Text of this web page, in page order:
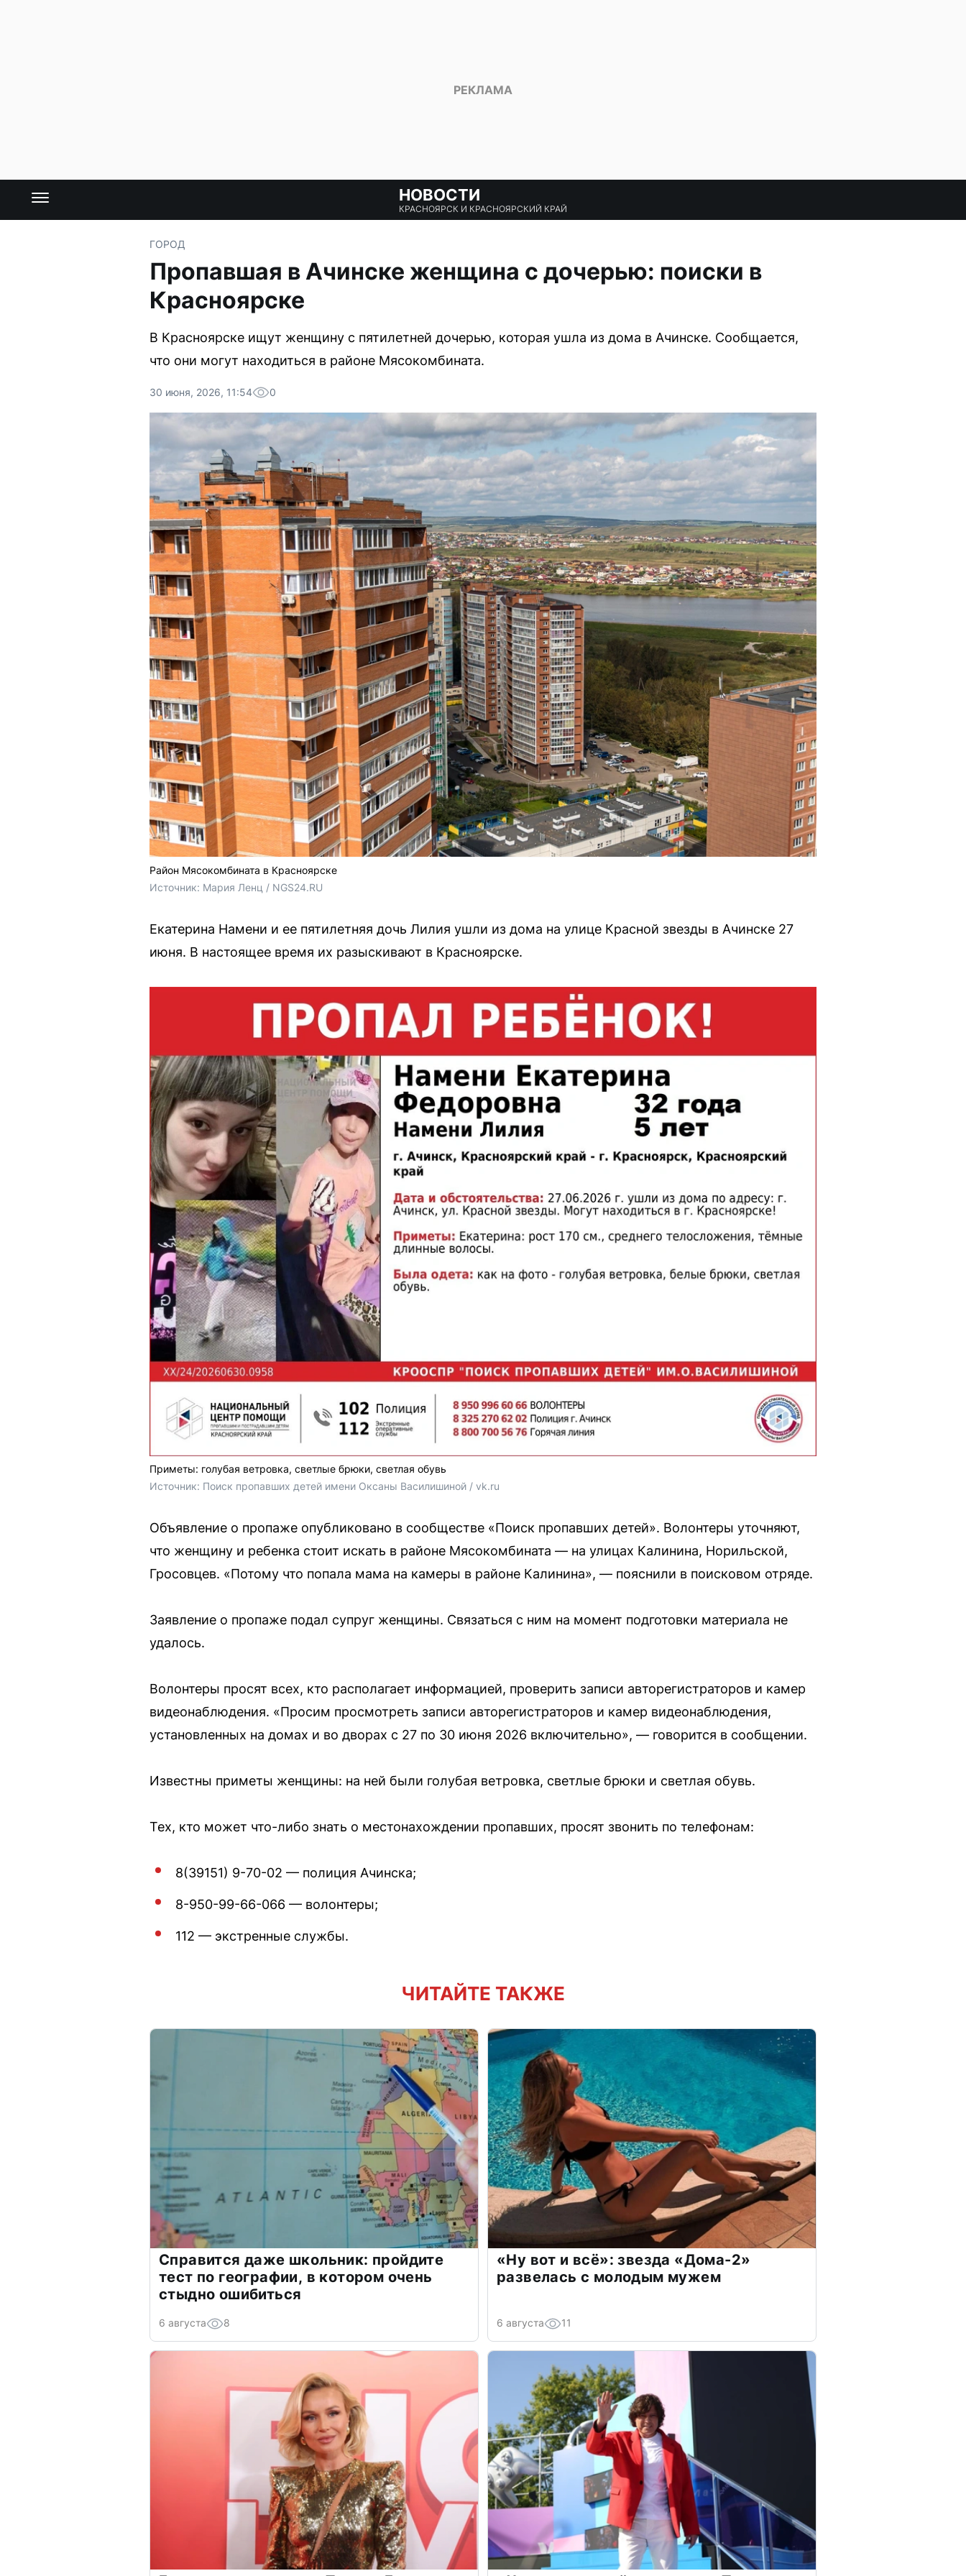
НОВОСТИ
КРАСНОЯРСК И КРАСНОЯРСКИЙ КРАЙ
ГОРОД
Пропавшая в Ачинске женщина с дочерью: поиски в
Красноярске
В Красноярске ищут женщину с пятилетней дочерью, которая ушла из дома в Ачинске. Сообщается,
что они могут находиться в районе Мясокомбината.
30 июня, 2026, 11:54 0
Район Мясокомбината в Красноярске
Источник: Мария Ленц / NGS24.RU
Екатерина Намени и ее пятилетняя дочь Лилия ушли из дома на улице Красной звезды в Ачинске 27
июня. В настоящее время их разыскивают в Красноярске.
Приметы: голубая ветровка, светлые брюки, светлая обувь
Источник: Поиск пропавших детей имени Оксаны Василишиной / vk.ru
Объявление о пропаже опубликовано в сообществе «Поиск пропавших детей». Волонтеры уточняют,
что женщину и ребенка стоит искать в районе Мясокомбината — на улицах Калинина, Норильской,
Гросовцев. «Потому что попала мама на камеры в районе Калинина», — пояснили в поисковом отряде.
Заявление о пропаже подал супруг женщины. Связаться с ним на момент подготовки материала не
удалось.
Волонтеры просят всех, кто располагает информацией, проверить записи авторегистраторов и камер
видеонаблюдения. «Просим просмотреть записи авторегистраторов и камер видеонаблюдения,
установленных на домах и во дворах с 27 по 30 июня 2026 включительно», — говорится в сообщении.
Известны приметы женщины: на ней были голубая ветровка, светлые брюки и светлая обувь.
Тех, кто может что-либо знать о местонахождении пропавших, просят звонить по телефонам:
8(39151) 9-70-02 — полиция Ачинска;
8-950-99-66-066 — волонтеры;
112 — экстренные службы.
ЧИТАЙТЕ ТАКЖЕ
Справится даже школьник: пройдите
тест по географии, в котором очень
стыдно ошибиться
6 августа 8
«Ну вот и всё»: звезда «Дома-2»
развелась с молодым мужем
6 августа 11